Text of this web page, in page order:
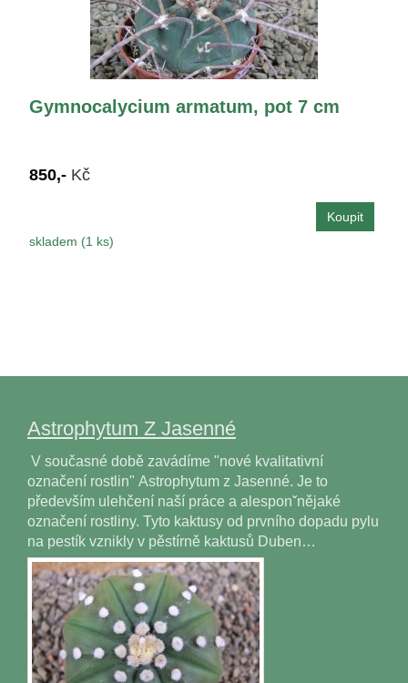
Gymnocalycium armatum, pot 7 cm
850,- Kč
skladem (1 ks)
Astrophytum Z Jasenné
V současné době zavádíme "nové kvalitativní
označení rostlin" Astrophytum z Jasenné. Je to
především ulehčení naší práce a alesponˇnějaké
označení rostliny. Tyto kaktusy od prvního dopadu pylu
na pestík vznikly v pěstírně kaktusů Duben…